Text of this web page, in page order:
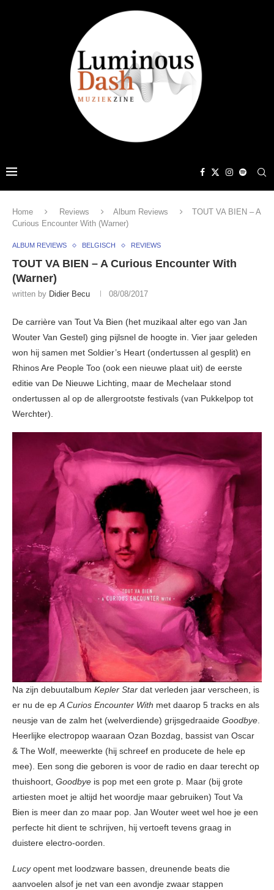
Home Reviews Album Reviews
TOUT VA BIEN – A
Curious Encounter With (Warner)
ALBUM REVIEWS BELGISCH REVIEWS
TOUT VA BIEN – A Curious Encounter With
(Warner)
written by Didier Becu 08/08/2017
De carrière van Tout Va Bien (het muzikaal alter ego van Jan
Wouter Van Gestel) ging pijlsnel de hoogte in. Vier jaar geleden
won hij samen met Soldier’s Heart (ondertussen al gesplit) en
Rhinos Are People Too (ook een nieuwe plaat uit) de eerste
editie van De Nieuwe Lichting, maar de Mechelaar stond
ondertussen al op de allergrootste festivals (van Pukkelpop tot
Werchter).
Na zijn debuutalbum Kepler Star dat verleden jaar verscheen, is
er nu de epA Curios Encounter With met daarop 5 tracks en als
neusje van de zalm het (welverdiende) grijsgedraaide Goodbye.
Heerlijke electropop waaraan Ozan Bozdag, bassist van Oscar
& The Wolf, meewerkte (hij schreef en producete de hele ep
mee). Een song die geboren is voor de radio en daar terecht op
thuishoort, Goodbye is pop met een grote p. Maar (bij grote
artiesten moet je altijd het woordje maar gebruiken) Tout Va
Bien is meer dan zo maar pop. Jan Wouter weet wel hoe je een
perfecte hit dient te schrijven, hij vertoeft tevens graag in
duistere electro-oorden.
Lucyopent met loodzware bassen, dreunende beats die
aanvoelen alsof je net van een avondje zwaar stappen